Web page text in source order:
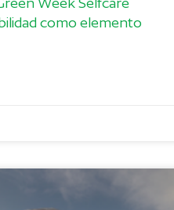
como elemento